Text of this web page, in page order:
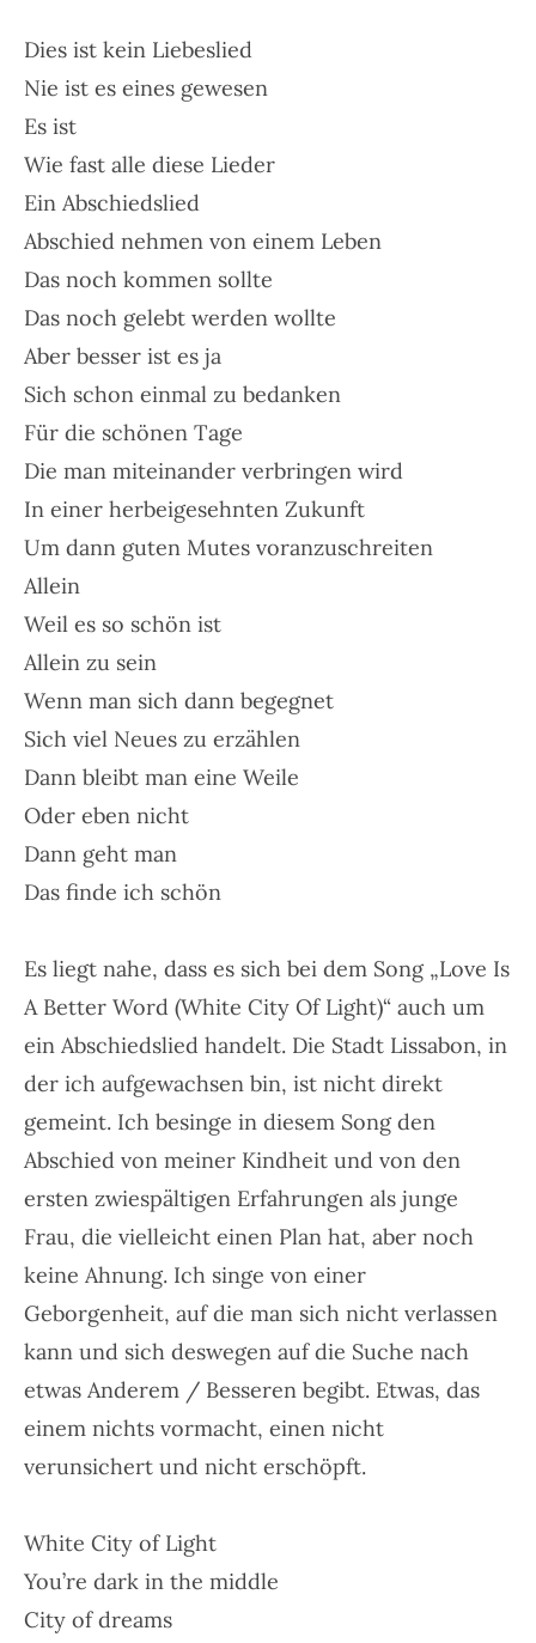
Dies ist kein Liebeslied
Nie ist es eines gewesen
Es ist
Wie fast alle diese Lieder
Ein Abschiedslied
Abschied nehmen von einem Leben
Das noch kommen sollte
Das noch gelebt werden wollte
Aber besser ist es ja
Sich schon einmal zu bedanken
Für die schönen Tage
Die man miteinander verbringen wird
In einer herbeigesehnten Zukunft
Um dann guten Mutes voranzuschreiten
Allein
Weil es so schön ist
Allein zu sein
Wenn man sich dann begegnet
Sich viel Neues zu erzählen
Dann bleibt man eine Weile
Oder eben nicht
Dann geht man
Das finde ich schön
Es liegt nahe, dass es sich bei dem Song „Love Is
A Better Word (White City Of Light)“ auch um
ein Abschiedslied handelt. Die Stadt Lissabon, in
der ich aufgewachsen bin, ist nicht direkt
gemeint. Ich besinge in diesem Song den
Abschied von meiner Kindheit und von den
ersten zwiespältigen Erfahrungen als junge
Frau, die vielleicht einen Plan hat, aber noch
keine Ahnung. Ich singe von einer
Geborgenheit, auf die man sich nicht verlassen
kann und sich deswegen auf die Suche nach
etwas Anderem / Besseren begibt. Etwas, das
einem nichts vormacht, einen nicht
verunsichert und nicht erschöpft.
White City of Light
You’re dark in the middle
City of dreams